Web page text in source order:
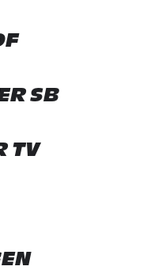
SB
TV